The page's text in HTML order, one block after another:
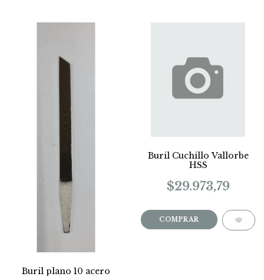
Buril plano 10 acero
Buril Cuchillo Vallorbe
HSS
$29.973,79
COMPRAR